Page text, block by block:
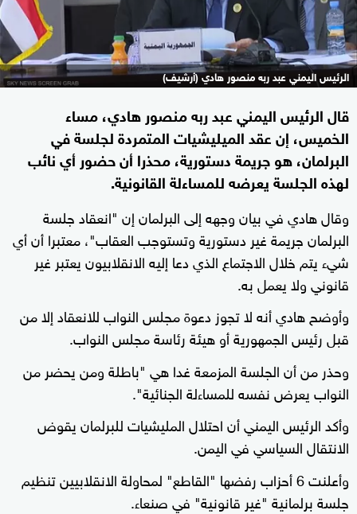
الرئيس اليمني عبد ربه منصور هادي (أرشيف)
قال الرئيس اليمني عبد ربه منصور هادي، مساء
الخميس، إن عقد الميليشيات المتمردة لجلسة في
البرلمان، هو جريمة دستورية، محذرا أن حضور أي نائب
لهذه الجلسة يعرضه للمساءلة القانونية.
وقال هادي في بيان وجهه إلى البرلمان إن "انعقاد جلسة
البرلمان جريمة غير دستورية وتستوجب العقاب"، معتبرا أن أي
شيء يتم خلال الاجتماع الذي دعا إليه الانقلابيون يعتبر غير
قانوني ولا يعمل به.
وأوضح هادي أنه لا تجوز دعوة مجلس النواب للانعقاد إلا من
قبل رئيس الجمهورية أو هيئة رئاسة مجلس النواب.
وحذر من أن الجلسة المزمعة غدا هي "باطلة ومن يحضر من
النواب يعرض نفسه للمساءلة الجنائية".
وأكد الرئيس اليمني أن احتلال المليشيات للبرلمان يقوض
الانتقال السياسي في اليمن.
وأعلنت 6 أحزاب رفضها "القاطع" لمحاولة الانقلابيين تنظيم
جلسة برلمانية "غير قانونية" في صنعاء.